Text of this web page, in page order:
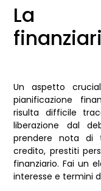
La
Un aspetto
pianificazione
risulta difficile
liberazione dal
prendere nota
credito, prestiti
finanziario. Fai un
interesse e termini